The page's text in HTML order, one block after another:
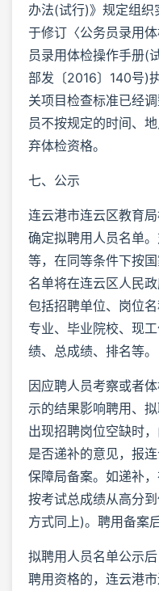
办法(试行)》规定组
于修订〈公务员录用
员录用体检操作手册(
部发〔2016〕140号)
关项目检查标准已经
员不按规定的时间、
弃体检资格。
七、公示
连云港市连云区教育
确定拟聘用人员名单
等，在同等条件下按
名单将在连云区人民
包括招聘单位、岗位
专业、毕业院校、现
绩、总成绩、排名等。
因应聘人员考察或者
示的结果影响聘用、
出现招聘岗位空缺时
是否递补的意见，报
保障局备案。如递补
按考试总成绩从高分
方式同上)。聘用备案
拟聘用人员名单公示
聘用资格的，连云港